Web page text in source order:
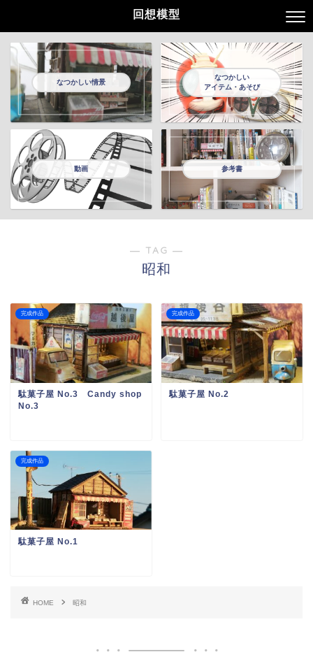
回想模型
なつかしい情景
なつかしい
アイテム・あそび
動画 参考書
― TAG ―
昭和
完成作品
駄菓子屋 No.3 Candy shop
No.3
完成作品
駄菓子屋 No.2
完成作品
駄菓子屋 No.1
HOME 昭和